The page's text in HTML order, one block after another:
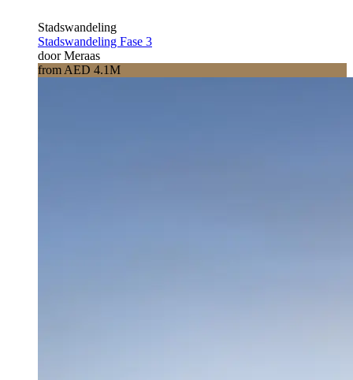
Stadswandeling
Stadswandeling Fase 3
door Meraas
from AED 4.1M